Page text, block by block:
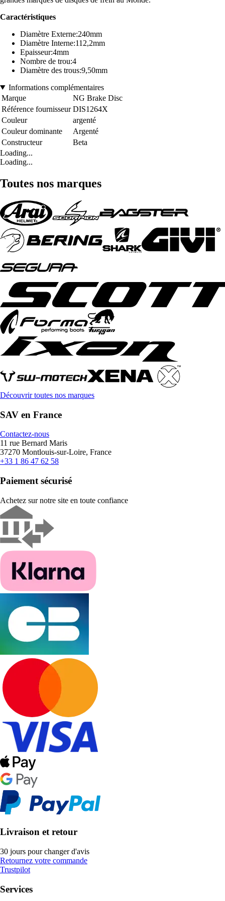
Caractéristiques
Diamètre Externe:240mm
Diamètre Interne:112,2mm
Epaisseur:4mm
Nombre de trou:4
Diamètre des trous:9,50mm
Informations complémentaires
Marque
NG Brake Disc
Référence fournisseur DIS1264X
Couleur
argenté
Couleur dominante
Argenté
Constructeur
Beta
Loading...
Loading...
Toutes nos marques
Découvrir toutes nos marques
SAV en France
Contactez-nous
11 rue Bernard Maris
37270 Montlouis-sur-Loire, France
+33 1 86 47 62 58
Paiement sécurisé
Achetez sur notre site en toute confiance
Livraison et retour
30 jours pour changer d'avis
Retournez votre commande
Trustpilot
Services